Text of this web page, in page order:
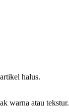
halus.
warna atau tekstur.